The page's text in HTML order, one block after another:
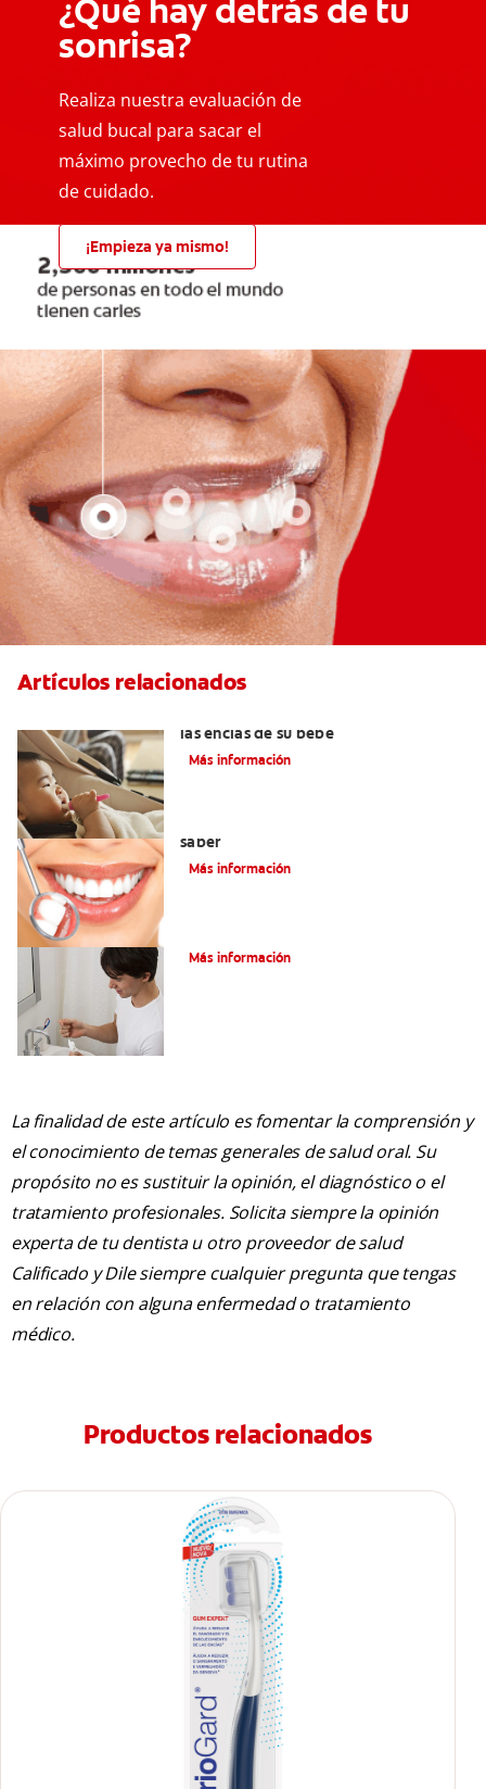
¿Qué hay detrás de tu
sonrisa?
Realiza nuestra evaluación de
salud bucal para sacar el
máximo provecho de tu rutina
de cuidado.
¡Empieza ya mismo!
Artículos relacionados
las encías de su bebé
Más información
saber
Más información
Más información
La finalidad de este artículo es fomentar la comprensión y
el conocimiento de temas generales de salud oral. Su
propósito no es sustituir la opinión, el diagnóstico o el
tratamiento profesionales. Solicita siempre la opinión
experta de tu dentista u otro proveedor de salud
Calificado y Dile siempre cualquier pregunta que tengas
en relación con alguna enfermedad o tratamiento
médico.
Productos relacionados